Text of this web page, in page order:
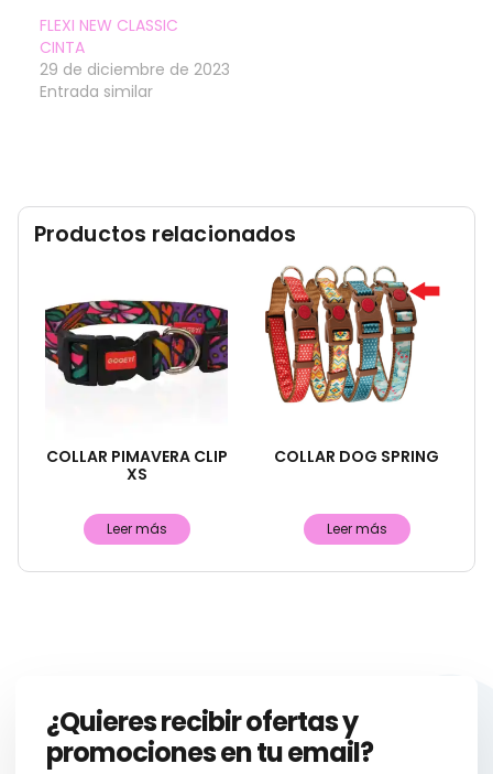
Productos relacionados
COLLAR PIMAVERA CLIP
XS
Leer más
COLLAR DOG SPRING
Leer más
FLEXI NEW CLASSIC
CINTA
29 de diciembre de 2023
Entrada similar
¿Quieres recibir ofertas y
promociones en tu email?